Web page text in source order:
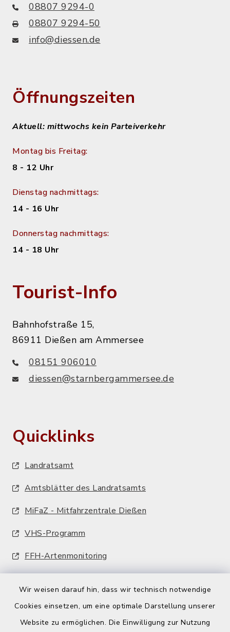
Wir weisen darauf hin, dass wir technisch notwendige
Cookies einsetzen, um eine optimale Darstellung unserer
Website zu ermöglichen. Die Einwilligung zur Nutzung
08807 9294-0
08807 9294-50
info@diessen.de
Öffnungszeiten
Aktuell: mittwochs kein Parteiverkehr
Montag bis Freitag:
8 - 12 Uhr
Dienstag nachmittags:
14 - 16 Uhr
Donnerstag nachmittags:
14 - 18 Uhr
Tourist-Info
Bahnhofstraße 15,
86911 Dießen am Ammersee
08151 906010
diessen@starnbergammersee.de
Quicklinks
Landratsamt
Amtsblätter des Landratsamts
MiFaZ - Mitfahrzentrale Dießen
VHS-Programm
FFH-Artenmonitoring